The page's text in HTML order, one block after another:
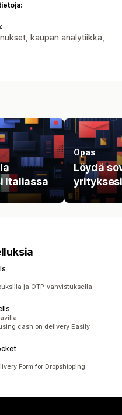
kaupan analytiikka,
Italiassa
Opas
Löydä
ja OTP-vahvistuksella
cash on delivery Easily
Form for Dropshipping